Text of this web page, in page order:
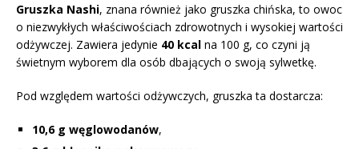
Gruszka Nashi, znana również jako gruszka chińska, to owoc
o niezwykłych właściwościach zdrowotnych i wysokiej wartości
odżywczej. Zawiera jedynie 40 kcal na 100 g, co czyni ją
świetnym wyborem dla osób dbających o swoją sylwetkę.
Pod względem wartości odżywczych, gruszka ta dostarcza:
10,6 g węglowodanów,